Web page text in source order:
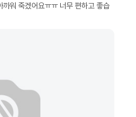
워 죽겠어요ㅠㅠ 너무 편하고 좋습